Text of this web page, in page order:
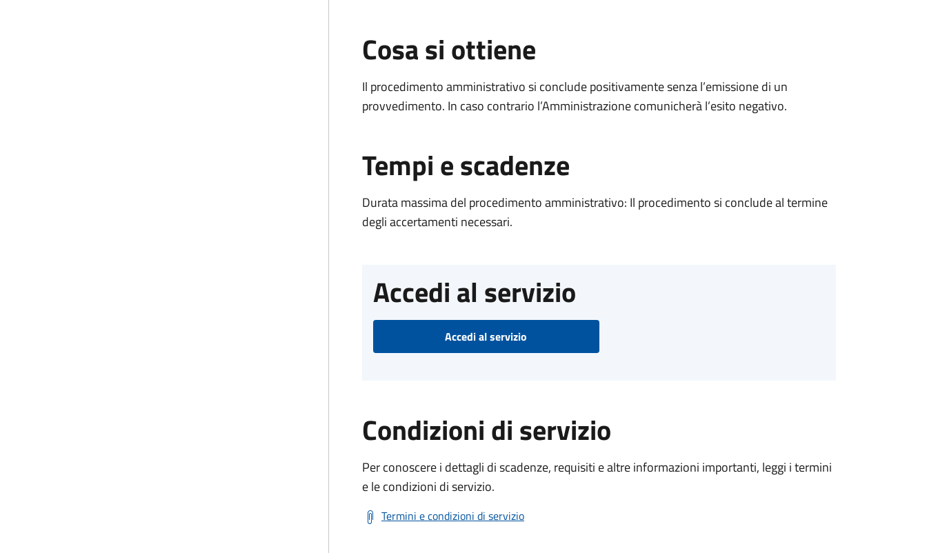
Cosa si ottiene
Il procedimento amministrativo si conclude positivamente senza l’emissione di un
provvedimento. In caso contrario l’Amministrazione comunicherà l’esito negativo.
Tempi e scadenze
Durata massima del procedimento amministrativo: Il procedimento si conclude al termine
degli accertamenti necessari.
Accedi al servizio
Accedi al servizio
Condizioni di servizio
Per conoscere i dettagli di scadenze, requisiti e altre informazioni importanti, leggi i termini
e le condizioni di servizio.
Termini e condizioni di servizio